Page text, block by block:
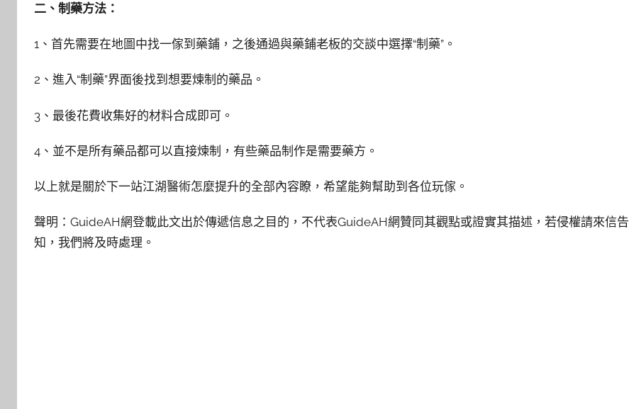
二、制藥方法：
1、首先需要在地圖中找一傢到藥鋪，之後通過與藥鋪老板的交談中選擇“制藥”。
2、進入“制藥”界面後找到想要煉制的藥品。
3、最後花費收集好的材料合成即可。
4、並不是所有藥品都可以直接煉制，有些藥品制作是需要藥方。
以上就是關於下一站江湖醫術怎麼提升的全部內容瞭，希望能夠幫助到各位玩傢。
聲明：GuideAH網登載此文出於傳遞信息之目的，不代表GuideAH網贊同其觀點或證實其描述，若侵權請來信告
知，我們將及時處理。